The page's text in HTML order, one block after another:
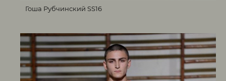
Гоша Рубчинский SS16